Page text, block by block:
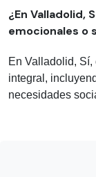
¿En Valladolid,
emocionales o
En Valladolid,
integral,
necesidades